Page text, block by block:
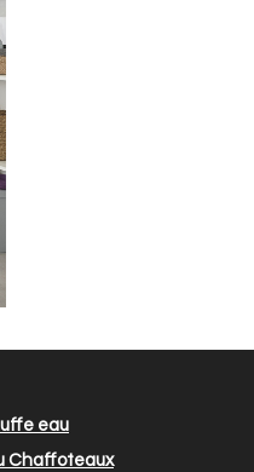
eau
Chaffoteaux